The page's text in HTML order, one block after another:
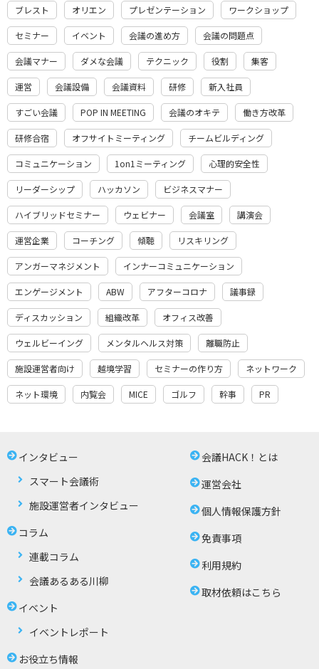
ブレスト オリエン プレゼンテーション ワークショップ
セミナー イベント 会議の進め方 会議の問題点
会議マナー ダメな会議 テクニック 役割 集客
運営 会議設備 会議資料 研修 新入社員
すごい会議 POP IN MEETING 会議のオキテ 働き方改革
研修合宿 オフサイトミーティング チームビルディング
コミュニケーション 1on1ミーティング 心理的安全性
リーダーシップ ハッカソン ビジネスマナー
ハイブリッドセミナー ウェビナー 会議室 講演会
運営企業 コーチング 傾聴 リスキリング
アンガーマネジメント インナーコミュニケーション
エンゲージメント ABW アフターコロナ 議事録
ディスカッション 組織改革 オフィス改善
ウェルビーイング メンタルヘルス対策 離職防止
施設運営者向け 越境学習 セミナーの作り方 ネットワーク
ネット環境 内覧会 MICE ゴルフ 幹事 PR
インタビュー
スマート会議術
施設運営者インタビュー
コラム
連載コラム
会議あるある川柳
イベント
イベントレポート
お役立ち情報
会議HACK！とは
運営会社
個人情報保護方針
免責事項
利用規約
取材依頼はこちら